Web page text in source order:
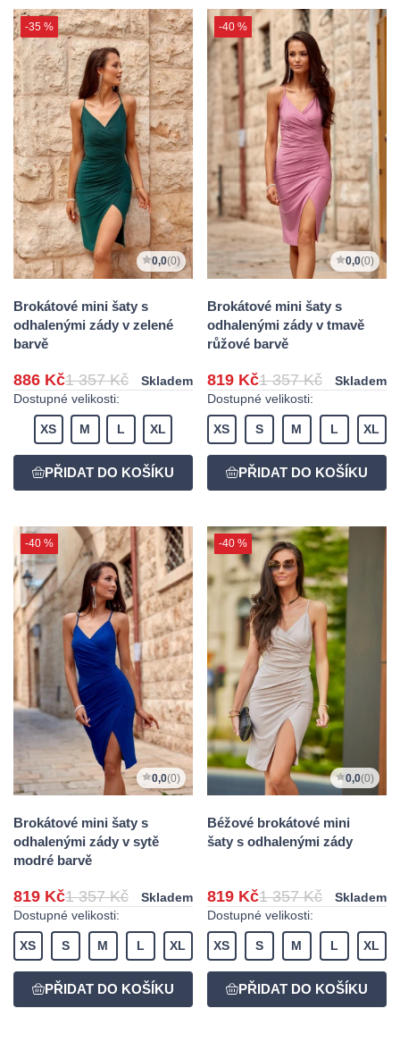
-35 %
0,0(0)
Brokátové mini šaty s
odhalenými zády v zelené
barvě
886 Kč1 357 Kč
Skladem
Dostupné velikosti:
XS M L XL
-40 %
0,0(0)
Brokátové mini šaty s
odhalenými zády v tmavě
růžové barvě
819 Kč1 357 Kč
Skladem
Dostupné velikosti:
XS S M L XL
-40 %
0,0(0)
Brokátové mini šaty s
odhalenými zády v sytě
modré barvě
819 Kč1 357 Kč
Skladem
Dostupné velikosti:
XS S M L XL
-40 %
0,0(0)
Béžové brokátové mini
šaty s odhalenými zády
819 Kč1 357 Kč
Skladem
Dostupné velikosti:
XS S M L XL